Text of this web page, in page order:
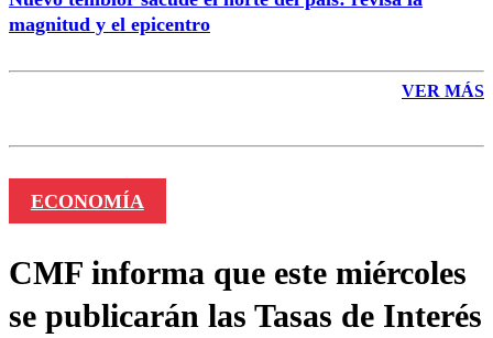
magnitud y el epicentro
VER MÁS
ECONOMÍA
CMF informa que este miércoles
se publicarán las Tasas de Interés